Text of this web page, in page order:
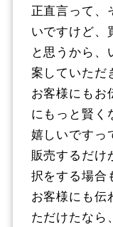
正直言って、
いですけど、
と思うから
案していただ
お客様にもお
にもっと賢く
嬉しいですっ
販売するだけ
択をする場合
お客様にも伝
ただけたなら